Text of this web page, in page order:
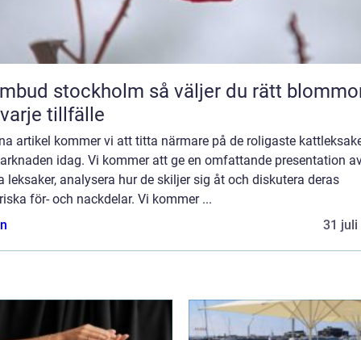
stockholm så väljer du rätt blommor
tillfälle
artikel kommer vi att titta närmare på de roligaste
idag. Vi kommer att ge en omfattande presentation
leksaker, analysera hur de skiljer sig åt och diskutera deras
för- och nackdelar. Vi kommer ...
31 juli